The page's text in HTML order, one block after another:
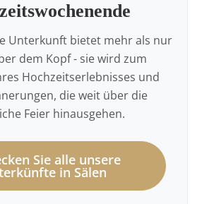
Unterkunft bietet mehr als nur
dem Kopf - sie wird zum
Hochzeitserlebnisses und
die weit über die
Feier hinausgehen.
Sie alle unsere
in Sälen